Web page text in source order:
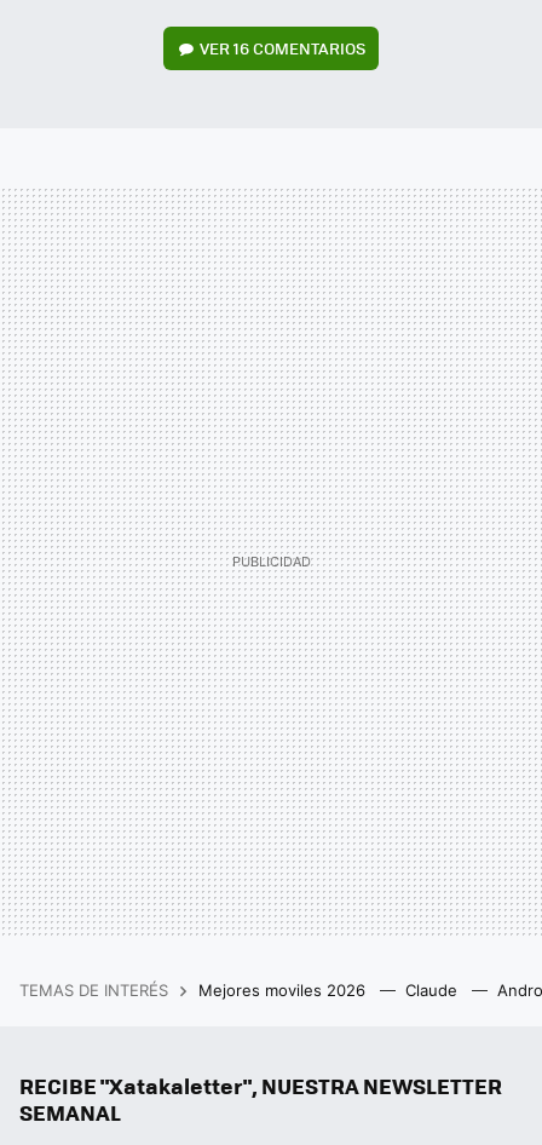
VER16 COMENTARIOS
TEMAS DE INTERÉS Mejores moviles 2026 Claude
RECIBE "Xatakaletter", NUESTRA NEWSLETTER
SEMANAL